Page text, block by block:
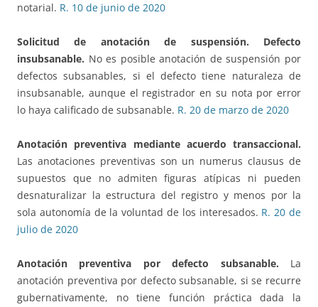
notarial. R. 10 de junio de 2020
Solicitud de anotación de suspensión. Defecto
insubsanable. No es posible anotación de suspensión por
defectos subsanables, si el defecto tiene naturaleza de
insubsanable, aunque el registrador en su nota por error
lo haya calificado de subsanable. R. 20 de marzo de 2020
Anotación preventiva mediante acuerdo transaccional.
Las anotaciones preventivas son un numerus clausus de
supuestos que no admiten figuras atípicas ni pueden
desnaturalizar la estructura del registro y menos por la
sola autonomía de la voluntad de los interesados. R. 20 de
julio de 2020
Anotación preventiva por defecto subsanable. La
anotación preventiva por defecto subsanable, si se recurre
gubernativamente, no tiene función práctica dada la